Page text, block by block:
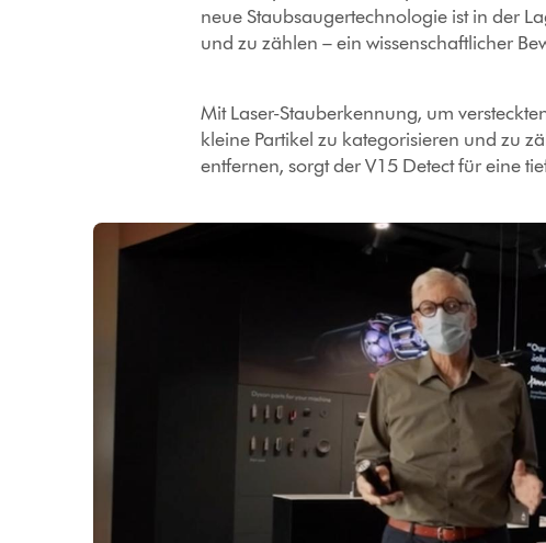
neue Staubsaugertechnologie ist in der
und zu zählen – ein wissenschaftlicher
Mit Laser-Stauberkennung, um
kleine Partikel zu kategorisieren und zu
entfernen, sorgt der V15 Detect für eine